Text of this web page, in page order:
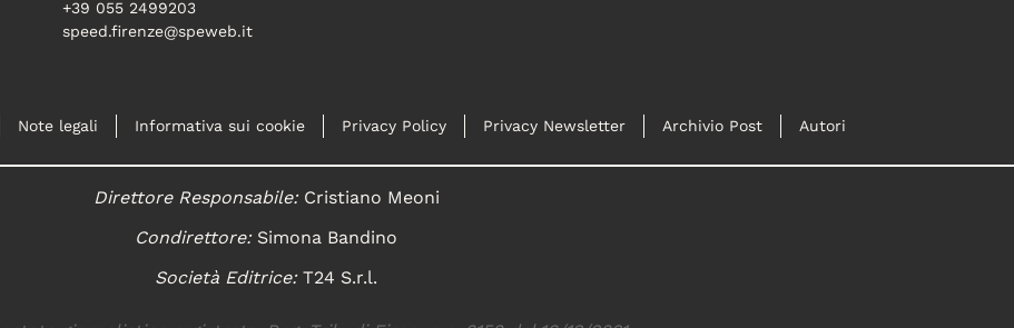
+39 055 2499203
speed.firenze@speweb.it
Note legali Informativa sui cookie Privacy Policy Privacy Newsletter Archivio Post Autori
Direttore Responsabile:Cristiano Meoni
Condirettore:Simona Bandino
Società Editrice:T24 S.r.l.